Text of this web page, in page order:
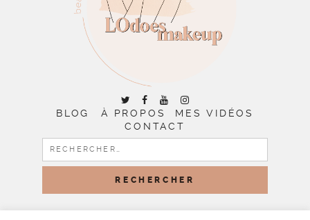
BLOG À PROPOS
MES VIDÉOS
CONTACT
RECHERCHER :